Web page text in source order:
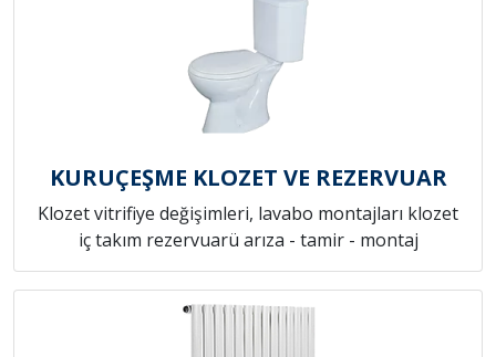
KURUÇEŞME KLOZET VE REZERVUAR
Klozet vitrifiye değişimleri, lavabo montajları klozet
iç takım rezervuarü arıza - tamir - montaj